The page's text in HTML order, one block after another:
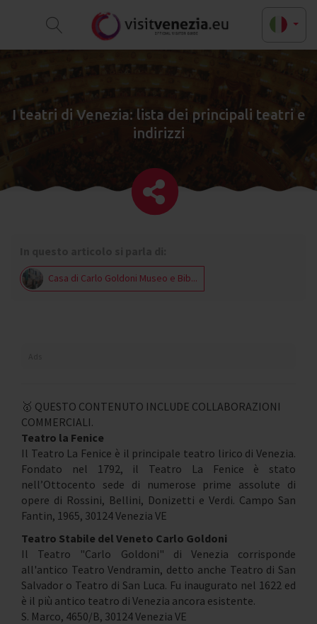
I teatri di Venezia: lista dei principali teatri e
indirizzi
Casa di Carlo Goldoni Museo e Bib...
🥇 QUESTO CONTENUTO INCLUDE COLLABORAZIONI
COMMERCIALI.
Teatro la Fenice
Il Teatro La Fenice è il principale teatro lirico di Venezia.
Fondato nel 1792, il Teatro La Fenice è stato
nell’Ottocento sede di numerose prime assolute di
opere di Rossini, Bellini, Donizetti e Verdi. Campo San
Fantin, 1965, 30124 Venezia VE
Teatro Stabile del Veneto Carlo Goldoni
Il Teatro "Carlo Goldoni" di Venezia corrisponde
all'antico Teatro Vendramin, detto anche Teatro di San
Salvador o Teatro di San Luca. Fu inaugurato nel 1622 ed
è il più antico teatro di Venezia ancora esistente.
S. Marco, 4650/B, 30124 Venezia VE